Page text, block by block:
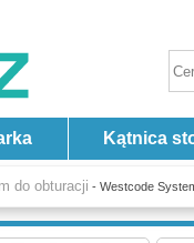
Kątnica
do obturacji - Westcode